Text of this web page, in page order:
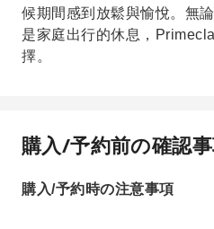
候期間感到放鬆與愉悅。無
是家庭出行的休息，
擇。
購入/予約前の確認
購入/予約時の注意事項